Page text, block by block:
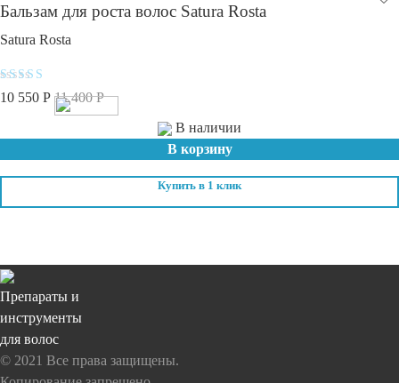
Бальзам для роста волос Satura Rosta
Satura Rosta
Оценка
5.00
10 550 Р 11 400Р
В наличии
В корзину
Купить в 1 клик
Препараты и
инструменты
для волос
© 2021 Все права защищены.